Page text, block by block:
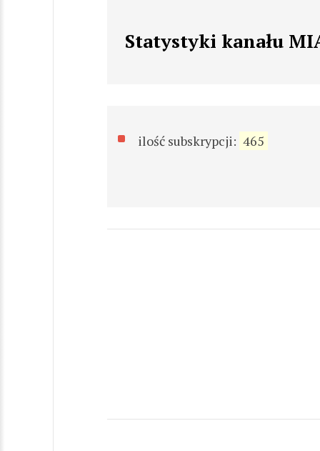
Statystyki kanału
ilość subskrypcji: 465